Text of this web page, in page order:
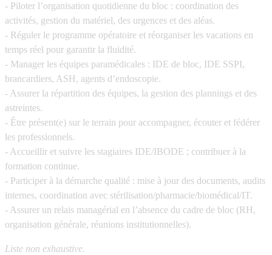
- Piloter l’organisation quotidienne du bloc : coordination des
activités, gestion du matériel, des urgences et des aléas.
- Réguler le programme opératoire et réorganiser les vacations en
temps réel pour garantir la fluidité.
- Manager les équipes paramédicales : IDE de bloc, IDE SSPI,
brancardiers, ASH, agents d’endoscopie.
- Assurer la répartition des équipes, la gestion des plannings et des
astreintes.
- Être présent(e) sur le terrain pour accompagner, écouter et fédérer
les professionnels.
- Accueillir et suivre les stagiaires IDE/IBODE ; contribuer à la
formation continue.
- Participer à la démarche qualité : mise à jour des documents, audits
internes, coordination avec stérilisation/pharmacie/biomédical/IT.
- Assurer un relais managérial en l’absence du cadre de bloc (RH,
organisation générale, réunions institutionnelles).
Liste non exhaustive.